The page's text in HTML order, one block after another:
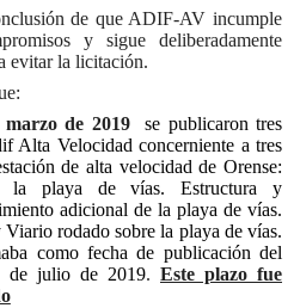
de que ADIF-AV incumple
y sigue deliberadamente
evitar la licitación.
de 2019
se publicaron tres
Alta Velocidad concerniente a tres
de alta velocidad de Orense:
la playa de vías. Estructura y
adicional de la playa de vías.
rodado sobre la playa de vías.
como fecha de publicación del
de julio de 2019. Este plazo fue